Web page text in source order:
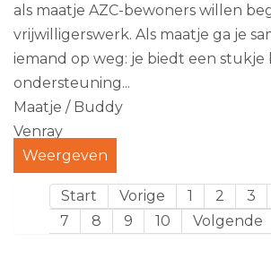
als maatje AZC-bewoners willen
vrijwilligerswerk. Als maatje ga je
iemand op weg: je biedt een stukje
ondersteuning...
Maatje / Buddy
Venray
Weergeven
Start Vorige 1 2 3
7
8 9 10 Volgende